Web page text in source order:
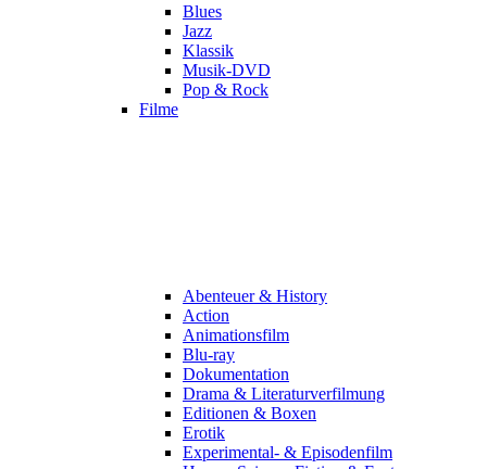
Blues
Jazz
Klassik
Musik-DVD
Pop & Rock
Filme
Abenteuer & History
Action
Animationsfilm
Blu-ray
Dokumentation
Drama & Literaturverfilmung
Editionen & Boxen
Erotik
Experimental- & Episodenfilm